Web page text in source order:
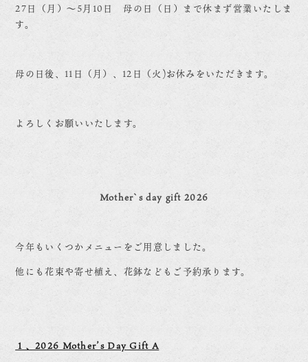
27日（月）〜5月10日 母の日（日）まで休まず営業いたしま
す。
母の日後、11日（月）、12日（火)お休みをいただきます。
よろしくお願いいたします。
Mother`s day gift 2026
今年もいくつかメニューをご用意しました。
他にも花束や寄せ植え、花鉢などもご予約承ります。
１、2026 Mother’s Day Gift A